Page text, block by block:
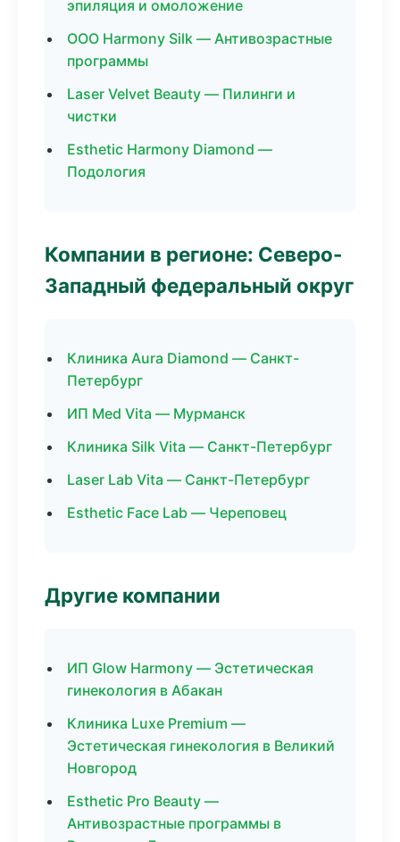
эпиляция и омоложение
ООО Harmony Silk — Антивозрастные
программы
Laser Velvet Beauty — Пилинги и
чистки
Esthetic Harmony Diamond —
Подология
Компании в регионе: Северо-
Западный федеральный округ
Клиника Aura Diamond — Санкт-
Петербург
ИП Med Vita — Мурманск
Клиника Silk Vita — Санкт-Петербург
Laser Lab Vita — Санкт-Петербург
Esthetic Face Lab — Череповец
Другие компании
ИП Glow Harmony — Эстетическая
гинекология в Абакан
Клиника Luxe Premium —
Эстетическая гинекология в Великий
Новгород
Esthetic Pro Beauty —
Антивозрастные программы в